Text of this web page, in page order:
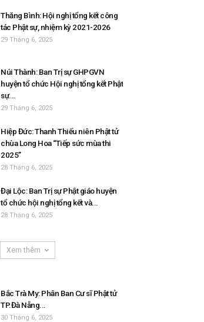
Thăng Bình: Hội nghị tổng kết công
tác Phật sự, nhiệm kỳ 2021-2026
29 Tháng 6, 2025
Núi Thành: Ban Trị sự GHPGVN
huyện tổ chức Hội nghị tổng kết Phật
sự...
29 Tháng 6, 2025
Hiệp Đức: Thanh Thiếu niên Phật tử
chùa Long Hoa “Tiếp sức mùa thi
2025”
28 Tháng 6, 2025
Đại Lộc: Ban Trị sự Phật giáo huyện
tổ chức hội nghị tổng kết và...
28 Tháng 6, 2025
Xem thêm
Bắc Trà My: Phân Ban Cư sĩ Phật tử
TP.Đà Nẵng...
30 Tháng 6, 2025